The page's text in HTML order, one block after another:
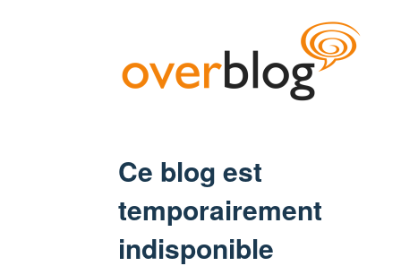
Ce blog est
temporairement
indisponible